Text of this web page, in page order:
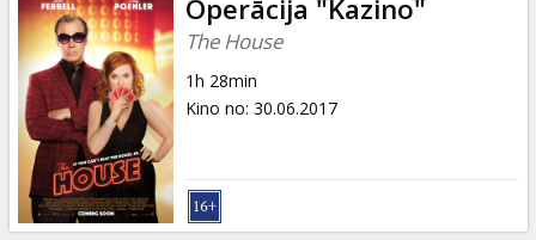
Kino
Klubs
Operācija "Kazino"
The House
1h 28min
Kino no: 30.06.2017